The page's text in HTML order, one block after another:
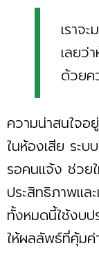
เราจ
เลยว่
ด้วยค
ความน่าสนใจ
ในห้องเสีย ระ
รอคนแจ้ง ช่วย
ประสิทธิภาพแล
ทั้งหมดนี้ใช้งบ
ให้ผลลัพธ์ที่คุ้มค่